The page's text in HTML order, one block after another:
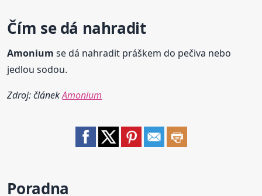
Čím se dá nahradit
Amonium se dá nahradit práškem do pečiva nebo
jedlou sodou.
Zdroj: článekAmonium
Poradna